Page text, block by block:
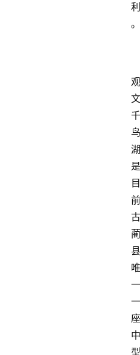
利
。
观
文
千
鸟
湖
是
目
前
古
蔺
县
唯
一
一
座
中
型